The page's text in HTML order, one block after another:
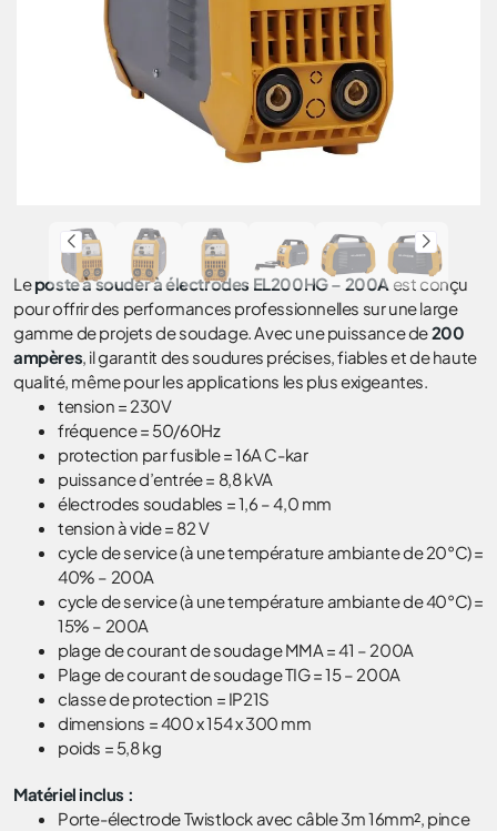
Leposte à souder à électrodes EL200HG – 200A est conçu
pour offrir des performances professionnelles sur une large
gamme de projets de soudage. Avec une puissance de200
ampères, il garantit des soudures précises, fiables et de haute
qualité, même pour les applications les plus exigeantes.
tension = 230V
fréquence = 50/60Hz
protection par fusible = 16A C-kar
puissance d’entrée = 8,8 kVA
électrodes soudables = 1,6 – 4,0 mm
tension à vide = 82 V
cycle de service (à une température ambiante de 20°C) =
40% – 200A
cycle de service (à une température ambiante de 40°C) =
15% – 200A
plage de courant de soudage MMA = 41 – 200A
Plage de courant de soudage TIG = 15 – 200A
classe de protection = IP21S
dimensions = 400 x 154 x 300 mm
poids = 5,8 kg
Matériel inclus :
Porte-électrode Twistlock avec câble 3m 16mm², pince